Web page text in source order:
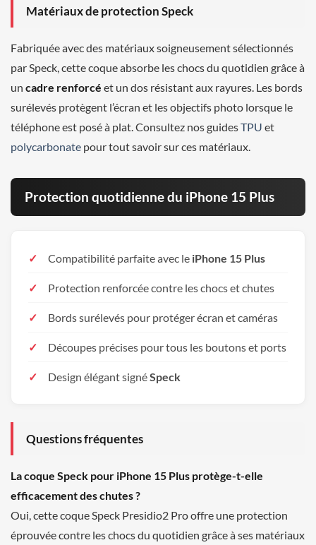
Matériaux de protection Speck
Fabriquée avec des matériaux soigneusement sélectionnés
par Speck, cette coque absorbe les chocs du quotidien grâce à
un cadre renforcé et un dos résistant aux rayures. Les bords
surélevés protègent l’écran et les objectifs photo lorsque le
téléphone est posé à plat. Consultez nos guidesTPU et
polycarbonate pour tout savoir sur ces matériaux.
Protection quotidienne du iPhone 15 Plus
Compatibilité parfaite avec le iPhone 15 Plus
Protection renforcée contre les chocs et chutes
Bords surélevés pour protéger écran et caméras
Découpes précises pour tous les boutons et ports
Design élégant signéSpeck
Questions fréquentes
La coque Speck pour iPhone 15 Plus protège-t-elle
efficacement des chutes ?
Oui, cette coque Speck Presidio2 Pro offre une protection
éprouvée contre les chocs du quotidien grâce à ses matériaux